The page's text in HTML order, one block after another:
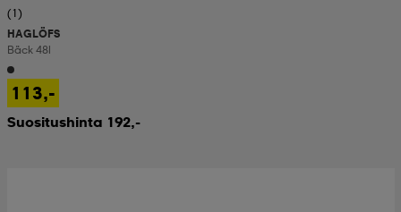
(1)
HAGLÖFS
Bäck 48l
113,-
Suositushinta 192,-